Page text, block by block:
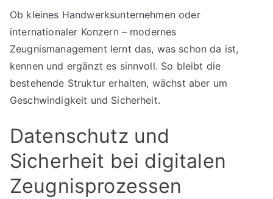
Ob kleines Handwerksunternehmen oder
internationaler Konzern – modernes
Zeugnismanagement lernt das, was schon da ist,
kennen und ergänzt es sinnvoll. So bleibt die
bestehende Struktur erhalten, wächst aber um
Geschwindigkeit und Sicherheit.
Datenschutz und
Sicherheit bei digitalen
Zeugnisprozessen